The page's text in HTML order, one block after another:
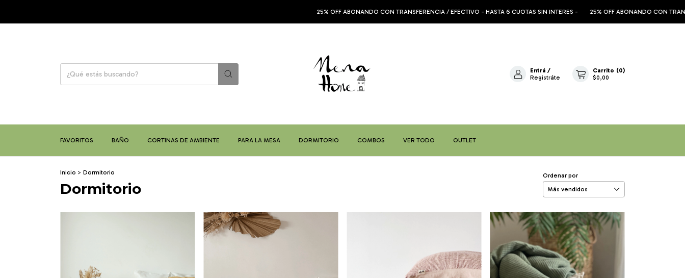
25% OFF ABONANDO CON TRANSFERENCIA / EFECTIVO - HASTA 6 CUOTAS SIN INTERES - 25% OFF ABONANDO CON TRANSFERENCIA /
Entrá /
Registráte
Carrito (0)
$0,00
FAVORITOS BAÑO CORTINAS DE AMBIENTE PARA LA MESA DORMITORIO COMBOS VER TODO OUTLET
Inicio > Dormitorio
Dormitorio
Ordenar por